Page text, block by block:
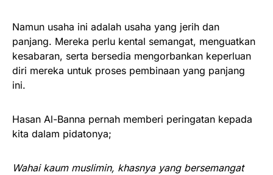
Namun usaha ini adalah usaha yang jerih dan
panjang. Mereka perlu kental semangat, menguatkan
kesabaran, serta bersedia mengorbankan keperluan
diri mereka untuk proses pembinaan yang panjang
ini.
Hasan Al-Banna pernah memberi peringatan kepada
kita dalam pidatonya;
Wahai kaum muslimin, khasnya yang bersemangat